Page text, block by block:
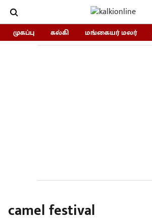
முகப்பு கல்கி மங்கையர் மலர்
camel festival